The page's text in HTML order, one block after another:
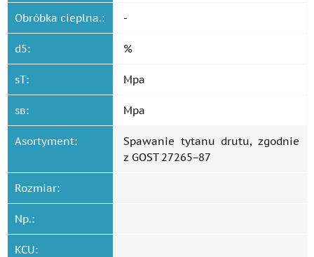
Obróbka cieplna.: -
d5: %
sT: Mpa
ѕв: Mpa
Asortyment:
Spawanie tytanu drutu, zgodnie
z GOST 27265−87
Rozmiar:
Np.:
KCU: